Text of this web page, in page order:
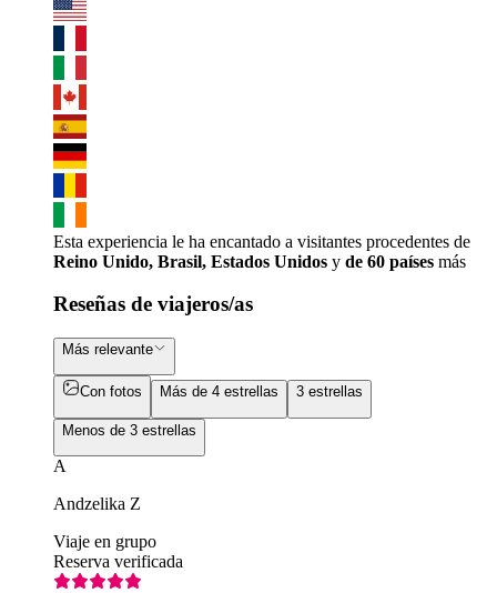
Esta experiencia le ha encantado a visitantes procedentes de
Reino Unido, Brasil, Estados Unidos y de 60 países más
Reseñas de viajeros/as
Más relevante
Con fotos Más de 4 estrellas 3 estrellas
Menos de 3 estrellas
A
Andzelika Z
Viaje en grupo
Reserva verificada